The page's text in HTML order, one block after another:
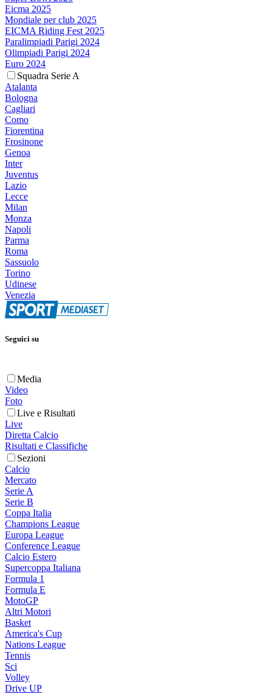
Eicma 2025
Mondiale per club 2025
EICMA Riding Fest 2025
Paralimpiadi Parigi 2024
Olimpiadi Parigi 2024
Euro 2024
Squadra Serie A
Atalanta
Bologna
Cagliari
Como
Fiorentina
Frosinone
Genoa
Inter
Juventus
Lazio
Lecce
Milan
Monza
Napoli
Parma
Roma
Sassuolo
Torino
Udinese
Venezia
Seguici su
Media
Video
Foto
Live e Risultati
Live
Diretta Calcio
Risultati e Classifiche
Sezioni
Calcio
Mercato
Serie A
Serie B
Coppa Italia
Champions League
Europa League
Conference League
Calcio Estero
Supercoppa Italiana
Formula 1
Formula E
MotoGP
Altri Motori
Basket
America's Cup
Nations League
Tennis
Sci
Volley
Drive UP